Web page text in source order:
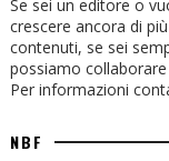
Se sei un editore o
crescere ancora di
contenuti, se sei
possiamo collaborare
Per informazioni
NBF